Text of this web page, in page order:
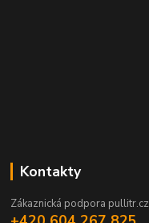
Kontakty
Zákaznická podpora pullitr.cz